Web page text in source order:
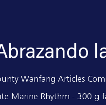
Wanfang Articles
Marine Rhythm - 300 g